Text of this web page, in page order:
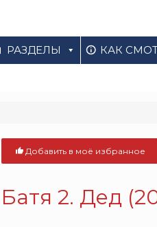
РАЗДЕЛЫ КАК
Добавить в моё избранное
Батя 2. Дед